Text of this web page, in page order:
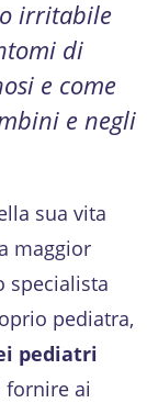
irritabile
di
e come
e negli
sua vita
maggior
specialista
pediatra,
pediatri
fornire ai